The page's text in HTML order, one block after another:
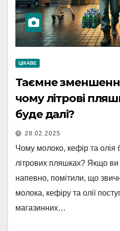
ЦІКАВЕ
Таємне
чому літрові
буде далі?
28.02.2025
Чому молоко, кефір та олія
літрових пляшках? Якщо
напевно, помітили, що
молока, кефіру та олії
магазинних…